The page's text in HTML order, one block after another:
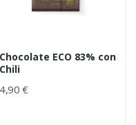
Chocolate ECO 83% con
Chili
4,90 €